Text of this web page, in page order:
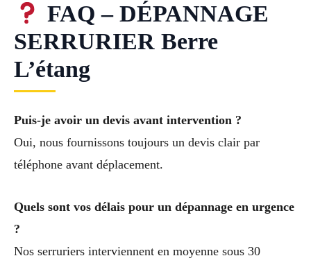
FAQ – DÉPANNAGE
SERRURIER Berre
L’étang
Puis-je avoir un devis avant intervention ?
Oui, nous fournissons toujours un devis clair par
téléphone avant déplacement.
Quels sont vos délais pour un dépannage en urgence
?
Nos serruriers interviennent en moyenne sous 30